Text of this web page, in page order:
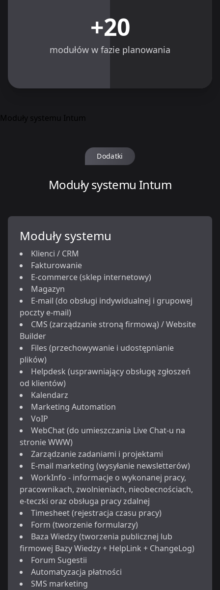
+20
modułów w fazie planowania
Moduły systemu Intum
Dodatki
Moduły systemu Intum
Moduły systemu
Klienci / CRM
Fakturowanie
E-commerce (sklep internetowy)
Magazyn
E-mail (do obsługi indywidualnej i grupowej
poczty e-mail)
CMS (zarządzanie stroną firmową) / Website
Builder
Files (przechowywanie i udostępnianie
plików)
Helpdesk (usprawniający obsługę zgłoszeń
od klientów)
Kalendarz
Marketing Automation
VoIP
WebChat (do umieszczania Live Chat-u na
stronie WWW)
Zarządzanie zadaniami i projektami
E-mail marketing (wysyłanie newsletterów)
WorkInfo - informacje o wykonanej pracy,
pracownikach, zwolnieniach, nieobecnościach,
e-teczki oraz obsługa pracy zdalnej
Timesheet (rejestracja czasu pracy)
Form (tworzenie formularzy)
Baza Wiedzy (tworzenia publicznej lub
firmowej Bazy Wiedzy + HelpLink + ChangeLog)
Forum Sugestii
Automatyzacja płatności
SMS marketing